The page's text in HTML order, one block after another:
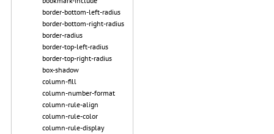
border-bottom-left-radius
border-bottom-right-radius
border-radius
border-top-left-radius
border-top-right-radius
box-shadow
column-fill
column-number-format
column-rule-align
column-rule-color
column-rule-display